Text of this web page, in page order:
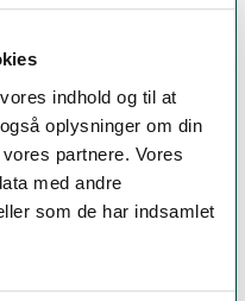
indhold og til at
oplysninger om din
partnere. Vores
med andre
som de har indsamlet
medlemmer skal
uddannelse og